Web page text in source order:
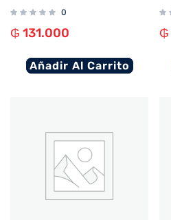
0
₲ 131.000
Añadir Al Carrito
₲